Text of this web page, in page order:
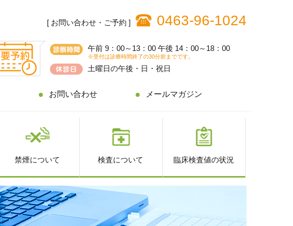
[ お問い合わせ・ご予約 ] 0463-96-1024
午前 9：00～13：00 午後 14：00～18：00
※受付は診療時間終了の30分前までです。
土曜日の午後・日・祝日
お問い合わせ メールマガジン
禁煙について 検査について 臨床検査値の状況